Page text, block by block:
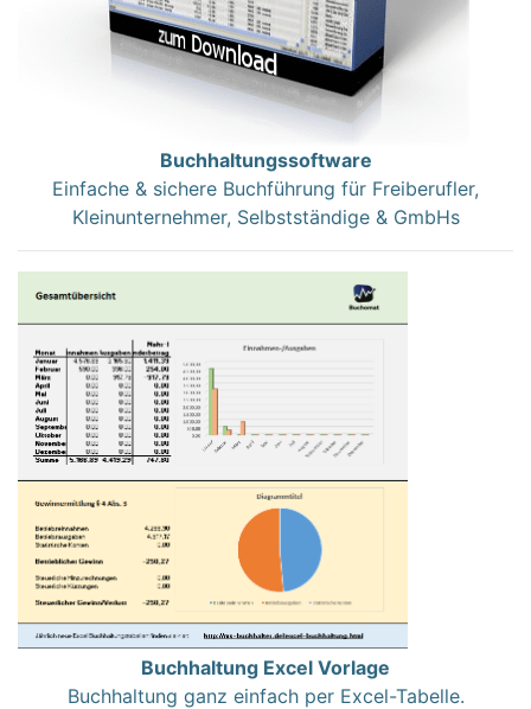
Buchhaltungssoftware
Einfache & sichere Buchführung für Freiberufler,
Kleinunternehmer, Selbstständige & GmbHs
Buchhaltung Excel Vorlage
Buchhaltung ganz einfach per Excel-Tabelle.